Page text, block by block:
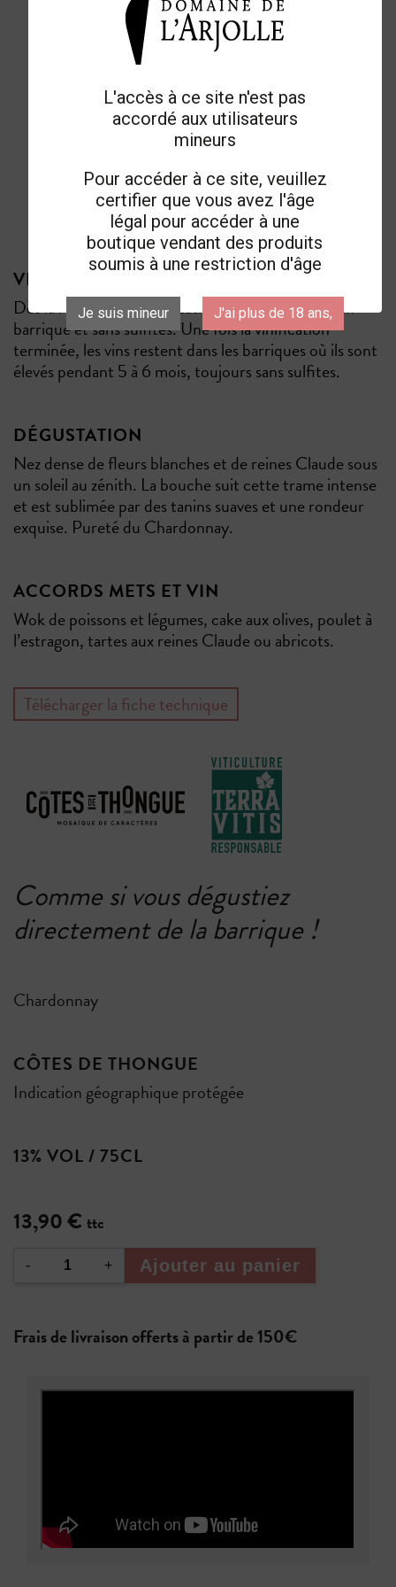
L'accès à ce site n'est pas
accordé aux utilisateurs
mineurs
Pour accéder à ce site, veuillez
certifier que vous avez l'âge
légal pour accéder à une
boutique vendant des produits
soumis à une restriction d'âge
Je suis mineur J'ai plus de 18 ans,
2025
VINIFICATION & ÉLEVAGE
Dès la récolte, la fermentation des raisins se fait en
barrique et sans sulfites. Une fois la vinification
terminée, les vins restent dans les barriques où ils sont
élevés pendant 5 à 6 mois, toujours sans sulfites.
DÉGUSTATION
Nez dense de fleurs blanches et de reines Claude sous
un soleil au zénith. La bouche suit cette trame intense
et est sublimée par des tanins suaves et une rondeur
exquise. Pureté du Chardonnay.
ACCORDS METS ET VIN
Wok de poissons et légumes, cake aux olives, poulet à
l’estragon, tartes aux reines Claude ou abricots.
Télécharger la fiche technique
Comme si vous dégustiez
directement de la barrique !
Chardonnay
CÔTES DE THONGUE
Indication géographique protégée
13% VOL / 75CL
13,90 € ttc
- + Ajouter au panier
Frais de livraison offerts à partir de 150€